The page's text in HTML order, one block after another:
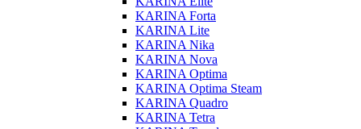
KARINA Forta
KARINA Lite
KARINA Nika
KARINA Nova
KARINA Optima
KARINA Optima Steam
KARINA Quadro
KARINA Tetra